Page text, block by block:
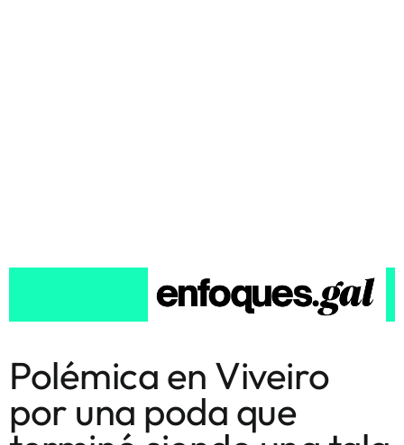
Polémica en Viveiro
por una poda que